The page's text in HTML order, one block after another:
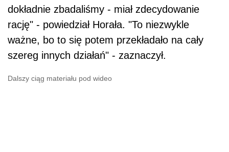
dokładnie zbadaliśmy - miał zdecydowanie
rację" - powiedział Horała. "To niezwykle
ważne, bo to się potem przekładało na cały
szereg innych działań" - zaznaczył.
Dalszy ciąg materiału pod wideo